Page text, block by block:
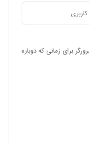
برای زمانی که دوباره